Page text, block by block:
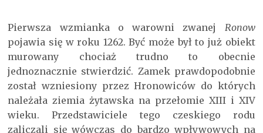
Pierwsza wzmianka o warowni zwanej Ronow
pojawia się w roku 1262. Być może był to już obiekt
murowany chociaż trudno to obecnie
jednoznacznie stwierdzić. Zamek prawdopodobnie
został wzniesiony przez Hronowiców do których
należała ziemia żytawska na przełomie XIII i XIV
wieku. Przedstawiciele tego czeskiego rodu
zaliczali się wówczas do bardzo wpływowych na